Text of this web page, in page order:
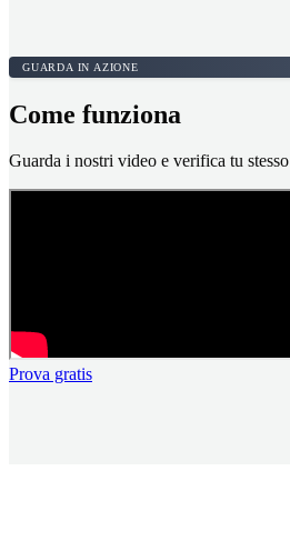
GUARDA IN AZIONE
Come funziona
Guarda i nostri video e verifica tu stesso
Prova gratis